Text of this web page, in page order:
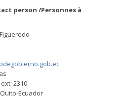
person /Personnes à
2310
Ecuador